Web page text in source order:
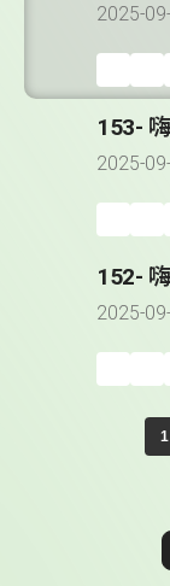
2025-
153-
2025-
152-
2025-
1